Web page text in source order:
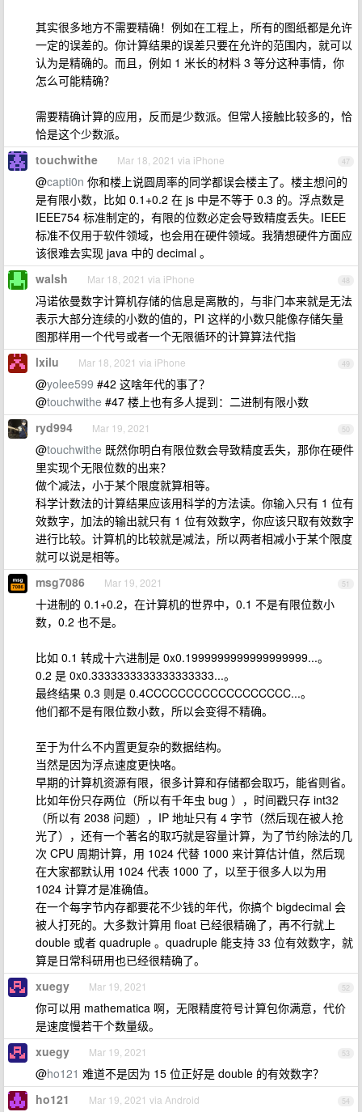
其实很多地方不需要精确！例如在工程上，所有的图纸都是允许
一定的误差的。你计算结果的误差只要在允许的范围内，就可以
认为是精确的。而且，例如 1 米长的材料 3 等分这种事情，你
怎么可能精确？
需要精确计算的应用，反而是少数派。但常人接触比较多的，恰
恰是这个少数派。
47
touchwithe Mar 18, 2021 via iPhone
@capti0n 你和楼上说圆周率的同学都误会楼主了。楼主想问的
是有限小数，比如 0.1+0.2 在 js 中是不等于 0.3 的。浮点数是
IEEE754 标准制定的，有限的位数必定会导致精度丢失。IEEE
标准不仅用于软件领域，也会用在硬件领域。我猜想硬件方面应
该很难去实现 java 中的 decimal 。
48
walsh Mar 18, 2021 via iPhone
冯诺依曼数字计算机存储的信息是离散的，与非门本来就是无法
表示大部分连续的小数的值的，PI 这样的小数只能像存储矢量
图那样用一个代号或者一个无限循环的计算算法代指
49
lxilu Mar 18, 2021 via iPhone
@yolee599 #42 这啥年代的事了？
@touchwithe #47 楼上也有多人提到：二进制有限小数
50
ryd994 Mar 19, 2021
@touchwithe 既然你明白有限位数会导致精度丢失，那你在硬件
里实现个无限位数的出来？
做个减法，小于某个限度就算相等。
科学计数法的计算结果应该用科学的方法读。你输入只有 1 位有
效数字，加法的输出就只有 1 位有效数字，你应该只取有效数字
进行比较。计算机的比较就是减法，所以两者相减小于某个限度
就可以说是相等。
51
msg7086 Mar 19, 2021
十进制的 0.1+0.2，在计算机的世界中，0.1 不是有限位数小
数，0.2 也不是。
比如 0.1 转成十六进制是 0x0.1999999999999999999...。
0.2 是 0x0.3333333333333333333...。
最终结果 0.3 则是 0.4CCCCCCCCCCCCCCCCCC...。
他们都不是有限位数小数，所以会变得不精确。
至于为什么不内置更复杂的数据结构。
当然是因为浮点速度更快咯。
早期的计算机资源有限，很多计算和存储都会取巧，能省则省。
比如年份只存两位（所以有千年虫 bug ），时间戳只存 int32
（所以有 2038 问题），IP 地址只有 4 字节（然后现在被人抢
光了），还有一个著名的取巧就是容量计算，为了节约除法的几
次 CPU 周期计算，用 1024 代替 1000 来计算估计值，然后现
在大家都默认用 1024 代表 1000 了，以至于很多人以为用
1024 计算才是准确值。
在一个每字节内存都要花不少钱的年代，你搞个 bigdecimal 会
被人打死的。大多数计算用 float 已经很精确了，再不行就上
double 或者 quadruple 。quadruple 能支持 33 位有效数字，就
算是日常科研用也已经很精确了。
52
xuegy Mar 19, 2021
你可以用 mathematica 啊，无限精度符号计算包你满意，代价
是速度慢若干个数量级。
53
xuegy Mar 19, 2021
@ho121 难道不是因为 15 位正好是 double 的有效数字？
54
ho121 Mar 19, 2021 via Android